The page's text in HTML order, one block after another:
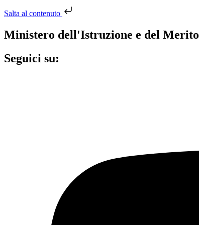
Salta al contenuto
Ministero dell'Istruzione e del Merito
Seguici su: